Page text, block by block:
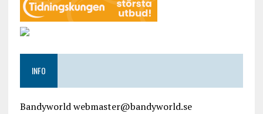
INFO
Bandyworld webmaster@bandyworld.se